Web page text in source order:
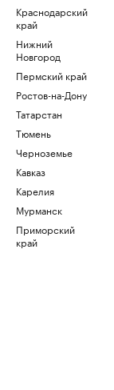
Краснодарский
край
Нижний
Новгород
Пермский край
Ростов-на-Дону
Татарстан
Тюмень
Черноземье
Кавказ
Карелия
Мурманск
Приморский
край